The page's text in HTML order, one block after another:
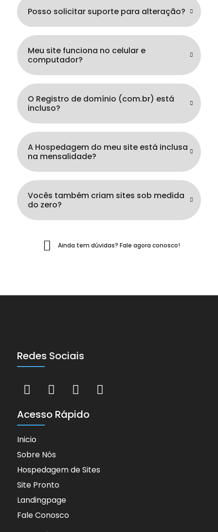
Posso solicitar suporte para alteração?
Meu site funciona no celular e
computador?
O Registro de domínio (com.br) está
incluso?
A Hospedagem do meu site está inclusa
na mensalidade?
Vocês também criam sites sob medida
do zero?
Ainda tem dúvidas? Fale agora conosco!
Redes Sociais
Acesso Rápido
Inicio
Sobre Nós
Hospedagem de Sites
Site Pronto
Landingpage
Fale Conosco